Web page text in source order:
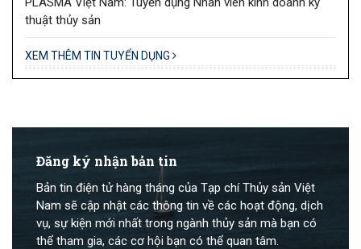
thuật thủy sản
XEM THÊM TIN TUYỂN DỤNG
Đăng ký nhận bản tin
Bản tin điện tử hàng tháng của Tạp chí Thủy sản Việt
Nam sẽ cập nhật các thông tin về các hoạt động, dịch
vụ, sự kiện mới nhất trong ngành thủy sản mà bạn có
thể tham gia, các cơ hội bạn có thể quan tâm.